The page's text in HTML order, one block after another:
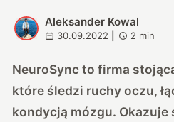
A
Aleksander Kowal
30.09.2022 2 min
NeuroSync to firma
które śledzi ruchy oczu,
kondycją mózgu. Okazuje